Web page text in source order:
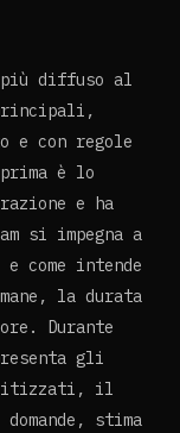
più diffuso al
e con regole
è lo
e ha
si impegna a
come intende
la durata
Durante
gli
il
stima